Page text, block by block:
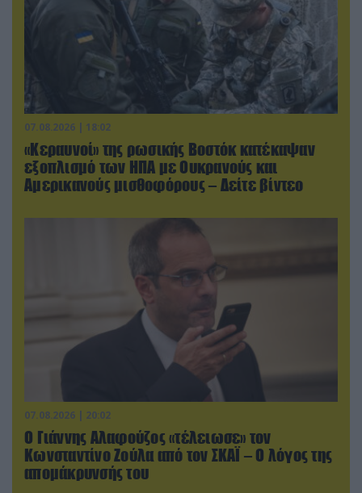
07.08.2026 | 18:02
«Κεραυνοί» της ρωσικής Βοστόκ κατέκαψαν
εξοπλισμό των ΗΠΑ με Ουκρανούς και
Αμερικανούς μισθοφόρους – Δείτε βίντεο
07.08.2026 | 20:02
Ο Γιάννης Αλαφούζος «τέλειωσε» τον
Κωνσταντίνο Ζούλα από τον ΣΚΑΪ – Ο λόγος της
απομάκρυνσής του